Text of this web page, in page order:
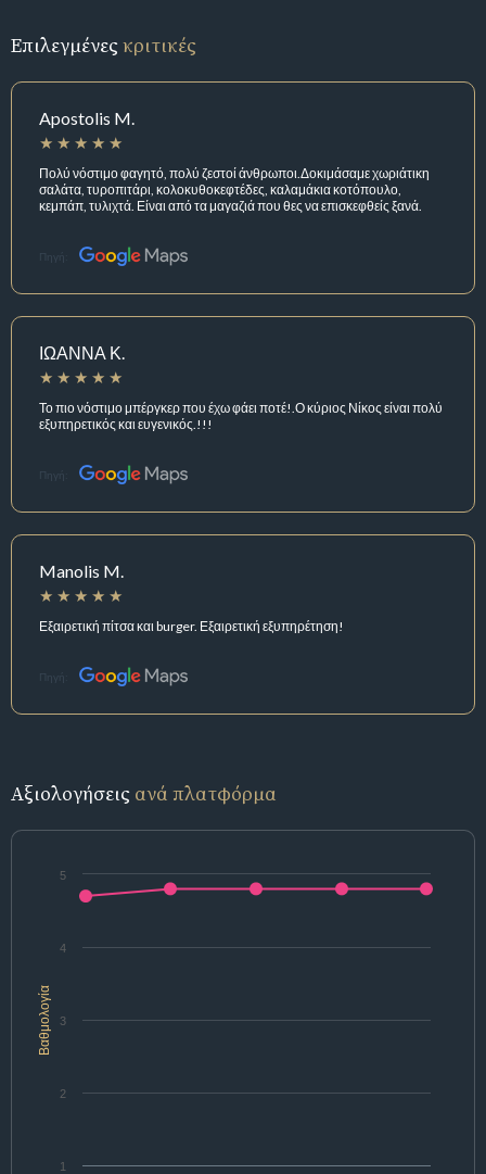
Επιλεγμένεςκριτικές
Apostolis M.
Πολύ νόστιμο φαγητό, πολύ ζεστοί άνθρωποι.Δοκιμάσαμε χωριάτικη
σαλάτα, τυροπιτάρι, κολοκυθοκεφτέδες, καλαμάκια κοτόπουλο,
κεμπάπ, τυλιχτά. Είναι από τα μαγαζιά που θες να επισκεφθείς ξανά.
Πηγή:
ΙΩΑΝΝΑ Κ.
Το πιο νόστιμο μπέργκερ που έχω φάει ποτέ!.Ο κύριος Νίκος είναι πολύ
εξυπηρετικός και ευγενικός.!!!
Πηγή:
Manolis M.
Εξαιρετική πίτσα και burger. Εξαιρετική εξυπηρέτηση!
Πηγή:
Αξιολογήσεις ανά πλατφόρμα
Βαθμολογία
1
2
3
4
5